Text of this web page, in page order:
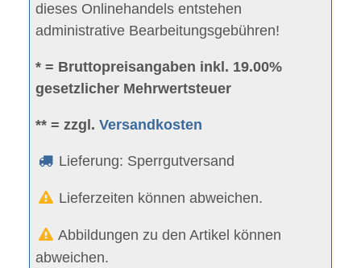
dieses Onlinehandels entstehen
administrative Bearbeitungsgebühren!
* = Bruttopreisangaben inkl. 19.00%
gesetzlicher Mehrwertsteuer
** = zzgl.Versandkosten
Lieferung: Sperrgutversand
Lieferzeiten können abweichen.
Abbildungen zu den Artikel können
abweichen.